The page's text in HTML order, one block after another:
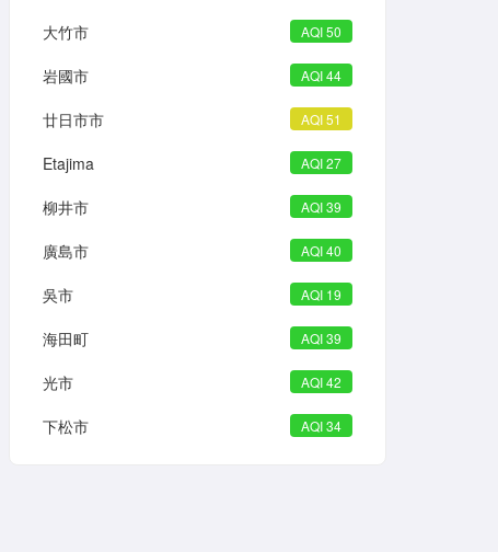
大竹市 AQI 50
岩國市 AQI 44
廿日市市 AQI 51
Etajima AQI 27
柳井市 AQI 39
廣島市 AQI 40
吳市 AQI 19
海田町 AQI 39
光市 AQI 42
下松市 AQI 34